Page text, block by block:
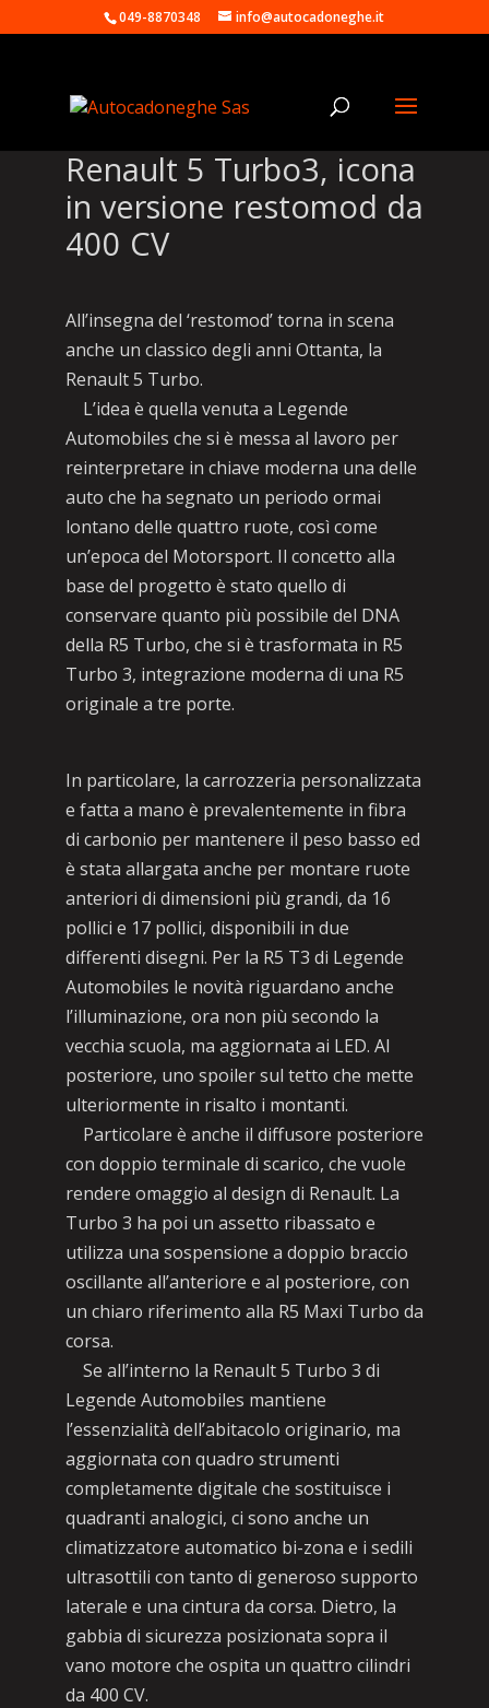
049-8870348 info@autocadoneghe.it
Renault 5 Turbo3, icona
in versione restomod da
400 CV
All’insegna del ‘restomod’ torna in scena
anche un classico degli anni Ottanta, la
Renault 5 Turbo.
L’idea è quella venuta a Legende
Automobiles che si è messa al lavoro per
reinterpretare in chiave moderna una delle
auto che ha segnato un periodo ormai
lontano delle quattro ruote, così come
un’epoca del Motorsport. Il concetto alla
base del progetto è stato quello di
conservare quanto più possibile del DNA
della R5 Turbo, che si è trasformata in R5
Turbo 3, integrazione moderna di una R5
originale a tre porte.
In particolare, la carrozzeria personalizzata
e fatta a mano è prevalentemente in fibra
di carbonio per mantenere il peso basso ed
è stata allargata anche per montare ruote
anteriori di dimensioni più grandi, da 16
pollici e 17 pollici, disponibili in due
differenti disegni. Per la R5 T3 di Legende
Automobiles le novità riguardano anche
l’illuminazione, ora non più secondo la
vecchia scuola, ma aggiornata ai LED. Al
posteriore, uno spoiler sul tetto che mette
ulteriormente in risalto i montanti.
Particolare è anche il diffusore posteriore
con doppio terminale di scarico, che vuole
rendere omaggio al design di Renault. La
Turbo 3 ha poi un assetto ribassato e
utilizza una sospensione a doppio braccio
oscillante all’anteriore e al posteriore, con
un chiaro riferimento alla R5 Maxi Turbo da
corsa.
Se all’interno la Renault 5 Turbo 3 di
Legende Automobiles mantiene
l’essenzialità dell’abitacolo originario, ma
aggiornata con quadro strumenti
completamente digitale che sostituisce i
quadranti analogici, ci sono anche un
climatizzatore automatico bi-zona e i sedili
ultrasottili con tanto di generoso supporto
laterale e una cintura da corsa. Dietro, la
gabbia di sicurezza posizionata sopra il
vano motore che ospita un quattro cilindri
da 400 CV.